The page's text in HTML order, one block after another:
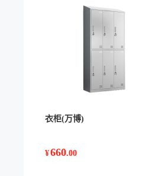
衣柜(万博)
¥660.00